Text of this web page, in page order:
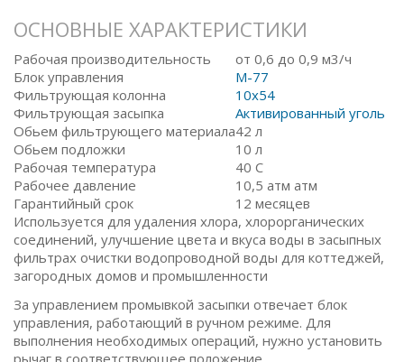
ОСНОВНЫЕ ХАРАКТЕРИСТИКИ
Рабочая производительность
от 0,6 до 0,9 м3/ч
Блок управления
M-77
Фильтрующая колонна
10x54
Фильтрующая засыпка
Активированный уголь
Обьем фильтрующего материала42 л
Обьем подложки
10 л
Рабочая температура
40 С
Рабочее давление
10,5 атм атм
Гарантийный срок
12 месяцев
Используется для удаления хлора, хлорорганических
соединений, улучшение цвета и вкуса воды в засыпных
фильтрах очистки водопроводной воды для коттеджей,
загородных домов и промышленности
За управлением промывкой засыпки отвечает блок
управления, работающий в ручном режиме. Для
выполнения необходимых операций, нужно установить
рычаг в соответствующее положение